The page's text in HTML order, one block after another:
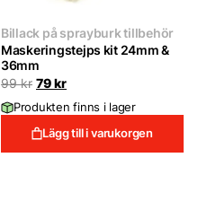
Billack på sprayburk tillbehör
Maskeringstejps kit 24mm &
36mm
99kr Det
priset
99 kr.
79krDet
priset
79 kr.
Produkten finns i lager
Lägg till i varukorgen